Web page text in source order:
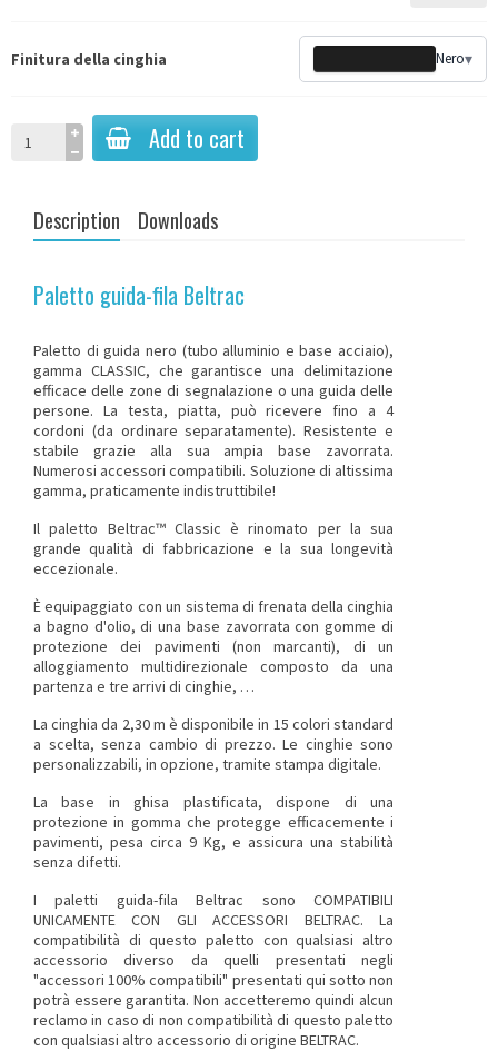
Finitura della cinghia Nero▾
Add to cart
Description Downloads
Paletto guida-fila Beltrac
Paletto di guida nero (tubo alluminio e base acciaio),
gamma CLASSIC, che garantisce una delimitazione
efficace delle zone di segnalazione o una guida delle
persone. La testa, piatta, può ricevere fino a 4
cordoni (da ordinare separatamente). Resistente e
stabile grazie alla sua ampia base zavorrata.
Numerosi accessori compatibili. Soluzione di altissima
gamma, praticamente indistruttibile!
Il paletto Beltrac™ Classic è rinomato per la sua
grande qualità di fabbricazione e la sua longevità
eccezionale.
È equipaggiato con un sistema di frenata della cinghia
a bagno d'olio, di una base zavorrata con gomme di
protezione dei pavimenti (non marcanti), di un
alloggiamento multidirezionale composto da una
partenza e tre arrivi di cinghie, …
La cinghia da 2,30 m è disponibile in 15 colori standard
a scelta, senza cambio di prezzo. Le cinghie sono
personalizzabili, in opzione, tramite stampa digitale.
La base in ghisa plastificata, dispone di una
protezione in gomma che protegge efficacemente i
pavimenti, pesa circa 9 Kg, e assicura una stabilità
senza difetti.
I paletti guida-fila Beltrac sono COMPATIBILI
UNICAMENTE CON GLI ACCESSORI BELTRAC. La
compatibilità di questo paletto con qualsiasi altro
accessorio diverso da quelli presentati negli
"accessori 100% compatibili" presentati qui sotto non
potrà essere garantita. Non accetteremo quindi alcun
reclamo in caso di non compatibilità di questo paletto
con qualsiasi altro accessorio di origine BELTRAC.